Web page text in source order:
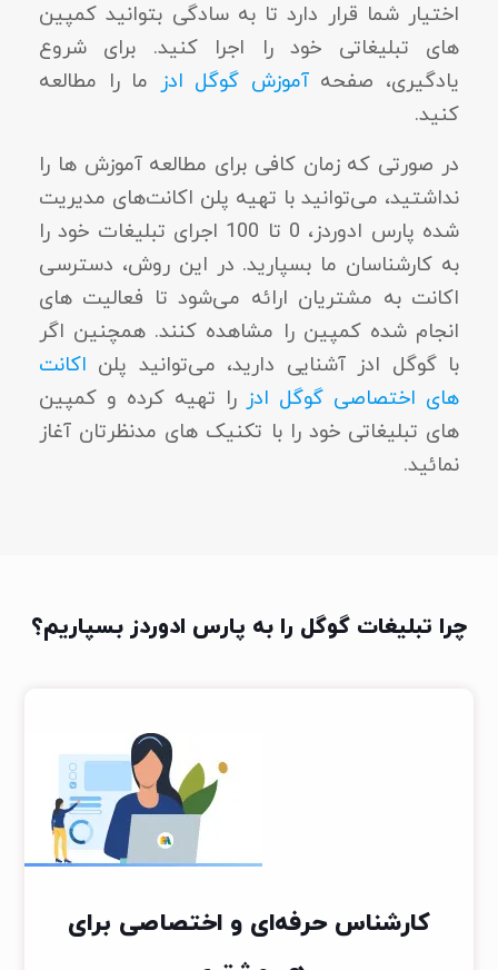
اختیار شما قرار دارد تا به سادگی بتوانید کمپین
های تبلیغاتی خود را اجرا کنید. برای شروع
یادگیری، صفحهآموزش گوگل ادز
ما را مطالعه
کنید.
در صورتی که زمان کافی برای مطالعه آموزش ها را
نداشتید، می‌توانید با تهیه پلن اکانت‌های مدیریت
شده پارس ادوردز، 0 تا 100 اجرای تبلیغات خود را
به کارشناسان ما بسپارید. در این روش، دسترسی
اکانت به مشتریان ارائه می‌شود تا فعالیت های
انجام شده کمپین را مشاهده کنند. همچنین اگر
با گوگل ادز آشنایی دارید، می‌توانید پلن اکانت
های اختصاصی گوگل ادز را تهیه کرده و کمپین
های تبلیغاتی خود را با تکنیک های مدنظرتان آغاز
نمائید.
چرا تبلیغات گوگل را به پارس ادوردز بسپاریم؟
کارشناس حرفه‌ای و اختصاصی برای